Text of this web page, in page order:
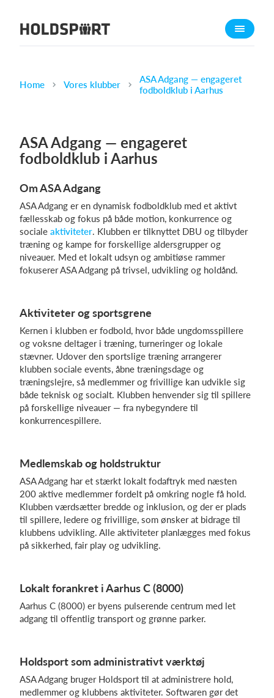
Om Holdsport
Karriere
Funktioner
Kalender
Webshop
Billetsystem
Hvad koster det?
Log på
Home Vores klubber
ASA Adgang — engageret
fodboldklub i Aarhus
ASA Adgang — engageret
fodboldklub i Aarhus
Om ASA Adgang
ASA Adgang er en dynamisk fodboldklub med et aktivt
fællesskab og fokus på både motion, konkurrence og
sociale aktiviteter. Klubben er tilknyttet DBU og tilbyder
træning og kampe for forskellige aldersgrupper og
niveauer. Med et lokalt udsyn og ambitiøse rammer
fokuserer ASA Adgang på trivsel, udvikling og holdånd.
Aktiviteter og sportsgrene
Kernen i klubben er fodbold, hvor både ungdomsspillere
og voksne deltager i træning, turneringer og lokale
stævner. Udover den sportslige træning arrangerer
klubben sociale events, åbne træningsdage og
træningslejre, så medlemmer og frivillige kan udvikle sig
både teknisk og socialt. Klubben henvender sig til spillere
på forskellige niveauer — fra nybegyndere til
konkurrencespillere.
Medlemskab og holdstruktur
ASA Adgang har et stærkt lokalt fodaftryk med næsten
200 aktive medlemmer fordelt på omkring nogle få hold.
Klubben værdsætter bredde og inklusion, og der er plads
til spillere, ledere og frivillige, som ønsker at bidrage til
klubbens udvikling. Alle aktiviteter planlægges med fokus
på sikkerhed, fair play og udvikling.
Lokalt forankret i Aarhus C (8000)
Aarhus C (8000) er byens pulserende centrum med let
adgang til offentlig transport og grønne parker.
Holdsport som administrativt værktøj
ASA Adgang bruger Holdsport til at administrere hold,
medlemmer og klubbens aktiviteter. Softwaren gør det